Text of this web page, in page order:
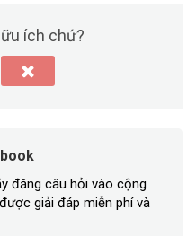
ích chứ?
đăng câu hỏi vào cộng
giải đáp miễn phí và